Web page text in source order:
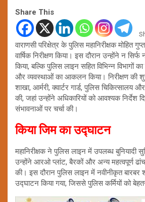
Share This
वाराणसी परिक्षेत्र के पुलिस महानिरीक्षक मोहित
वार्षिक निरीक्षण किया। इस दौरान उन्होंने न
किया, बल्कि पुलिस लाइन सहित विभिन्न विभागों
और व्यवस्थाओं का आकलन किया। निरीक्षण की
शाखा, आर्मरी, क्वार्टर गार्ड, पुलिस चिकित्सालय
की, जहां उन्होंने अधिकारियों को आवश्यक निर्देश
संभावनाओं पर चर्चा की।
किया जिम का उद्घाटन
महानिरीक्षक ने पुलिस लाइन में उपलब्ध बुनियादी
उन्होंने आरओ प्लांट, बैरकों और अन्य महत्वपूर्ण
की। इस दौरान पुलिस लाइन में नवीनीकृत बारबर
उद्घाटन किया गया, जिससे पुलिस कर्मियों को